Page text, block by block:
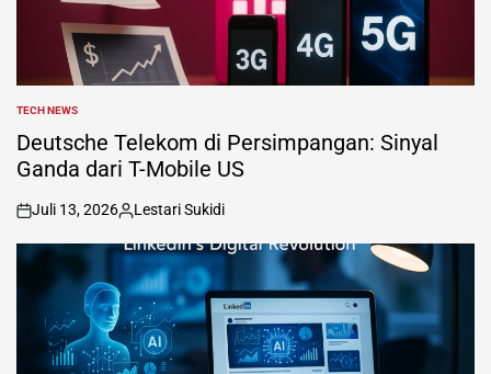
POSTED
IN
TECH NEWS
Deutsche Telekom di Persimpangan: Sinyal
Ganda dari T-Mobile US
on
Juli 13, 2026
Posted
by
Lestari Sukidi